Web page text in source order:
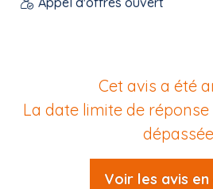
Cet avis a été
La date limite de
dépassée
Voir les avis